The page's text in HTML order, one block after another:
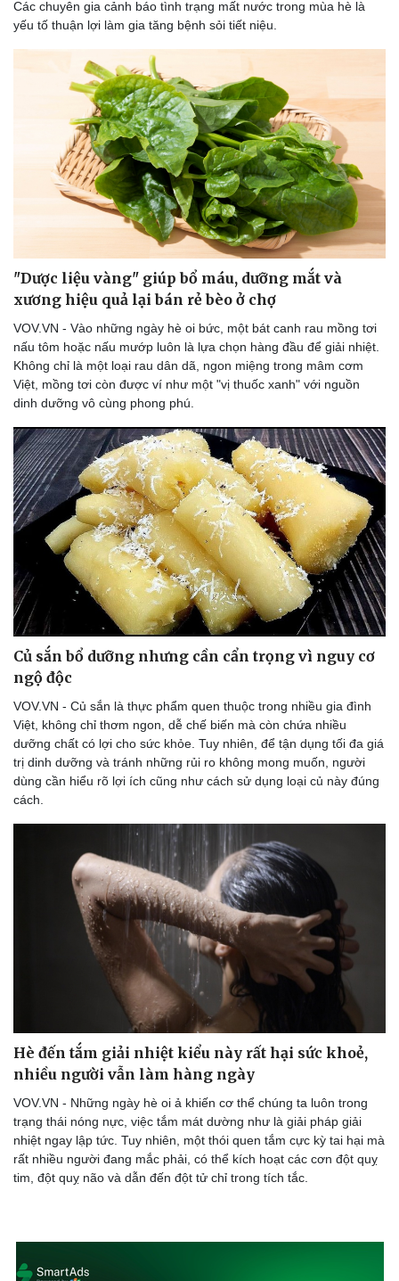
Doanh nghiệp
Thông tin doanh nghiệp
Doanh nghiệp 24h
Doanh nhân
Vì cộng đồng
Công nghệ
Sành điệu
Tin Công nghệ
Trải nghiệm
Chuyển đổi số
Các chuyên gia cảnh báo tình trạng mất nước trong mùa hè là
yếu tố thuận lợi làm gia tăng bệnh sỏi tiết niệu.
"Dược liệu vàng" giúp bổ máu, dưỡng mắt và
xương hiệu quả lại bán rẻ bèo ở chợ
VOV.VN - Vào những ngày hè oi bức, một bát canh rau mồng tơi
nấu tôm hoặc nấu mướp luôn là lựa chọn hàng đầu để giải nhiệt.
Không chỉ là một loại rau dân dã, ngon miệng trong mâm cơm
Việt, mồng tơi còn được ví như một "vị thuốc xanh" với nguồn
dinh dưỡng vô cùng phong phú.
Củ sắn bổ dưỡng nhưng cần cẩn trọng vì nguy cơ
ngộ độc
VOV.VN - Củ sắn là thực phẩm quen thuộc trong nhiều gia đình
Việt, không chỉ thơm ngon, dễ chế biến mà còn chứa nhiều
dưỡng chất có lợi cho sức khỏe. Tuy nhiên, để tận dụng tối đa giá
trị dinh dưỡng và tránh những rủi ro không mong muốn, người
dùng cần hiểu rõ lợi ích cũng như cách sử dụng loại củ này đúng
cách.
Hè đến tắm giải nhiệt kiểu này rất hại sức khoẻ,
nhiều người vẫn làm hàng ngày
VOV.VN - Những ngày hè oi ả khiến cơ thể chúng ta luôn trong
trạng thái nóng nực, việc tắm mát dường như là giải pháp giải
nhiệt ngay lập tức. Tuy nhiên, một thói quen tắm cực kỳ tai hại mà
rất nhiều người đang mắc phải, có thể kích hoạt các cơn đột quỵ
tim, đột quỵ não và dẫn đến đột tử chỉ trong tích tắc.